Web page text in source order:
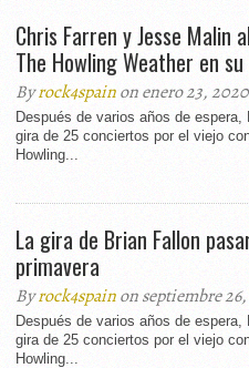
Chris Farren y Jesse Malin
The Howling Weather en
Byrock4spainon enero 23, 2020
Después de varios años de
gira de 25 conciertos por el viejo
Howling...
La gira de Brian Fallon
primavera
Byrock4spainon septiembre 26,
Después de varios años de
gira de 25 conciertos por el viejo
Howling...